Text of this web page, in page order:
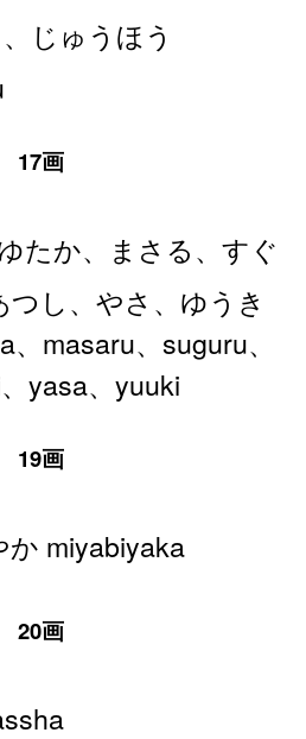
じゅうほう
17画
たか、まさる、すぐ
し、やさ、ゆうき
masaru、suguru、
yasa、yuuki
19画
か miyabiyaka
20画